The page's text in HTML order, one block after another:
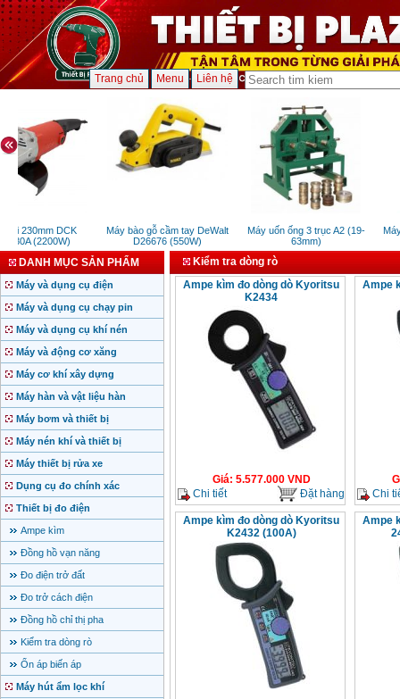
Trang chủ Menu Liên hệ
230mm DCK
(2200W)
Máy bào gỗ cầm tay DeWalt
D26676 (550W)
Máy uốn ống 3 trục A2 (19-
63mm)
DANH MỤC SẢN PHẨM
Máy và dụng cụ điện
Máy và dụng cụ chạy pin
Máy và dụng cụ khí nén
Máy và động cơ xăng
Máy cơ khí xây dựng
Máy hàn và vật liệu hàn
Máy bơm và thiết bị
Máy nén khí và thiết bị
Máy thiết bị rửa xe
Dụng cụ đo chính xác
Thiết bị đo điện
Ampe kìm
Đồng hồ vạn năng
Đo điện trở đất
Đo trở cách điện
Đồng hồ chỉ thị pha
Kiểm tra dòng rò
Ổn áp biến áp
Máy hút ẩm lọc khí
Kiểm tra dòng rò
Ampe kìm đo dòng dò Kyoritsu
K2434
Giá: 5.577.000VND
Chi tiết
Đặt hàng
Ampe
Chi
Ampe kìm đo dòng dò Kyoritsu
K2432 (100A)
Ampe